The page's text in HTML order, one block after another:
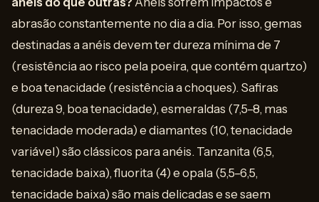
abrasão constantemente no dia a dia. Por isso, gemas
destinadas a anéis devem ter dureza mínima de 7
(resistência ao risco pela poeira, que contém quartzo)
e boa tenacidade (resistência a choques). Safiras
(dureza 9, boa tenacidade), esmeraldas (7,5–8, mas
tenacidade moderada) e diamantes (10, tenacidade
variável) são clássicos para anéis. Tanzanita (6,5,
tenacidade baixa), fluorita (4) e opala (5,5–6,5,
tenacidade baixa) são mais delicadas e se saem